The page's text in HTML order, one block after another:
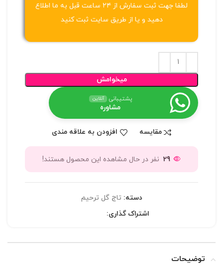
لطفا جهت ثبت سفارش از ۲۴ ساعت قبل به ما اطلاع
دهید و یا از طریق سایت ثبت کنید
میخوامش
پشتیبانی آنلاین
مشاوره
مقایسه افزودن به علاقه مندی
29 نفر در حال مشاهده این محصول هستند!
دسته: تاج گل ترحیم
اشتراک گذاری:
توضیحات